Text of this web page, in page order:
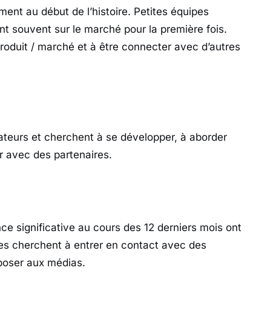
au début de l’histoire. Petites équipes
souvent sur le marché pour la première fois.
/ marché et à être connecter avec d’autres
et cherchent à se développer, à aborder
avec des partenaires.
significative au cours des 12 derniers mois ont
cherchent à entrer en contact avec des
aux médias.